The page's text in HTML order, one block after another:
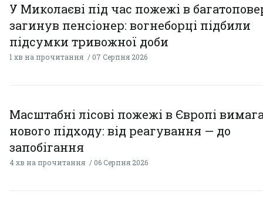
У Миколаєві під час пожежі в
загинув пенсіонер: вогнеборці підбили
підсумки тривожної доби
1 хв на прочитання 07 Серпня 2026
Масштабні лісові пожежі в Європі
нового підходу: від реагування — до
запобігання
4 хв на прочитання 06 Серпня 2026